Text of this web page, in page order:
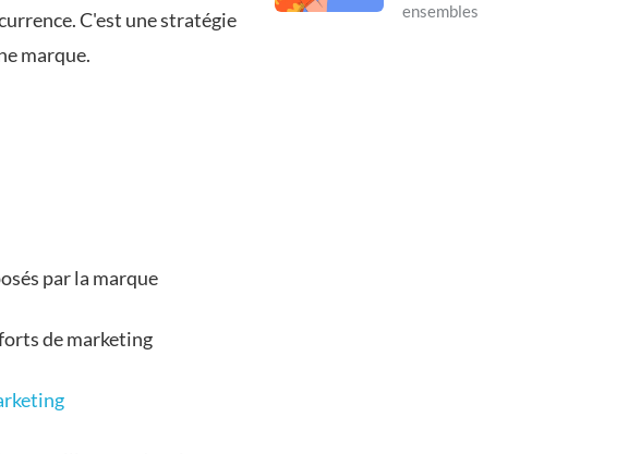
C'est une stratégie
marque.
par la marque
de marketing
ensembles